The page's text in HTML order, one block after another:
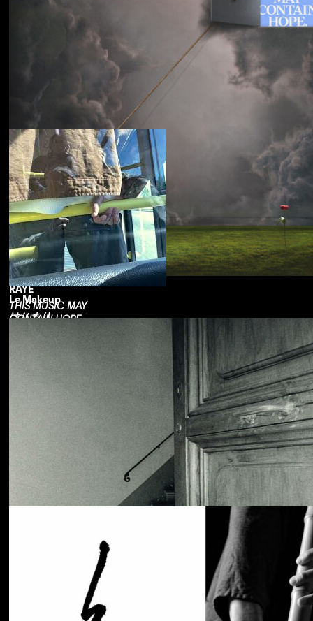
Souled American
RAYE
THIS MUSIC MAY
CONTAIN HOPE.
Le Makeup
はじまり